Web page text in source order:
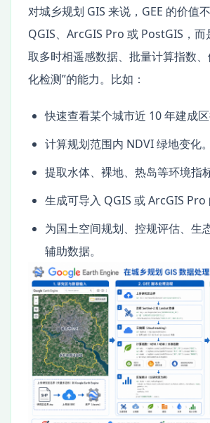
对城乡规划 GIS 来说，GEE 的价值
QGIS、ArcGIS Pro 或 PostGIS，而
取多时相遥感数据、批量计算指数
化检测”的能力。比如：
快速查看某个城市近 10 年建成区
计算规划范围内 NDVI 绿地变化。
提取水体、裸地、热岛等环境指标
生成可导入 QGIS 或 ArcGIS Pro
为国土空间规划、控规评估、生
辅助数据。